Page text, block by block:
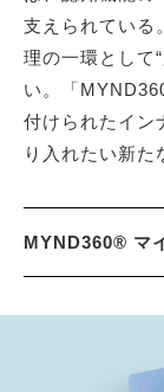
支えられている
理の一環として
い。「
付けられたイン
り入れたい新た
MYND360® マ